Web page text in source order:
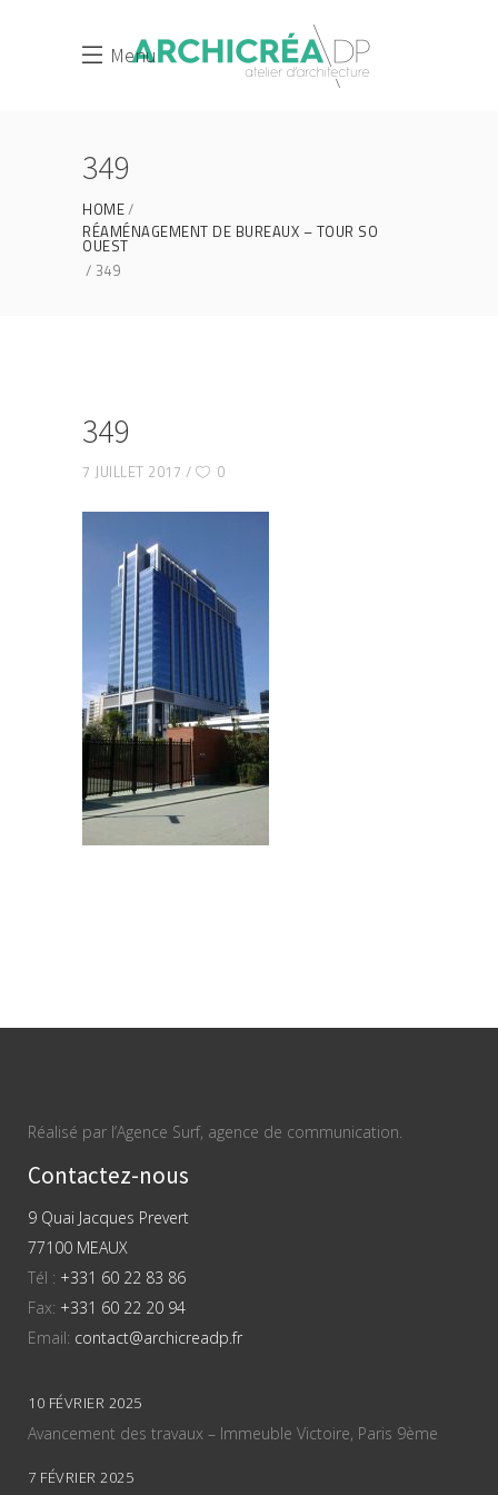
Menu
349
HOME
RÉAMÉNAGEMENT DE BUREAUX – TOUR SO
OUEST
349
349
7 JUILLET 2017 0
Réalisé par l’Agence Surf, agence de communication.
Contactez-nous
9 Quai Jacques Prevert
77100 MEAUX
Tél : +331 60 22 83 86
Fax: +331 60 22 20 94
Email: contact@archicreadp.fr
10 FÉVRIER 2025
Avancement des travaux – Immeuble Victoire, Paris 9ème
7 FÉVRIER 2025